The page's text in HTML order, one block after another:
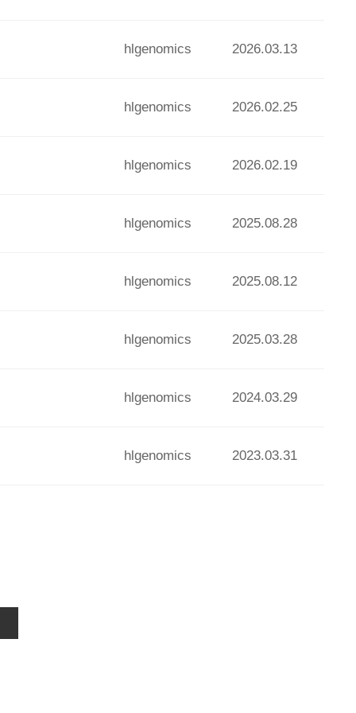
hlgenomics 2026.03.13
hlgenomics 2026.02.25
hlgenomics 2026.02.19
hlgenomics 2025.08.28
hlgenomics 2025.08.12
hlgenomics 2025.03.28
hlgenomics 2024.03.29
hlgenomics 2023.03.31